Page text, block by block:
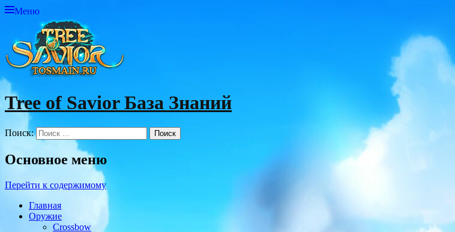
Меню
Tree of Savior База Знаний
Поиск:
Основное меню
Перейти к содержимому
Главная
Оружие
Crossbow